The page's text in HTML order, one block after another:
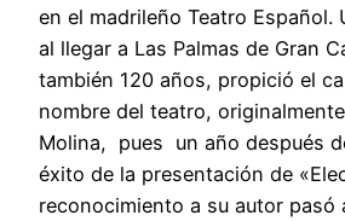
en el madrileño Teatro Español.
al llegar a Las Palmas de Gran
también 120 años, propició el
nombre del teatro,
Molina, pues un año después
éxito de la presentación de
reconocimiento a su autor pasó